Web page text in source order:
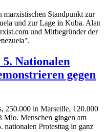
Standpunkt zur
und zur Lage in Kuba. Alan
und Mitbegründer der
Nationalen
gegen
250.000 in Marseille, 120.000
Mio. Menschen gingen am
nationalen Protesttag in ganz